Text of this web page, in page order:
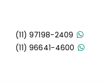
(11) 97198-2409
(11) 96641-4600